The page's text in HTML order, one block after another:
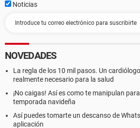
Noticias
NOVEDADES
La regla de los 10 mil pasos. Un
realmente necesario para la salud
¡No caigas! Así es como te manipulan
temporada navideña
Así puedes tomarte un descanso de
aplicación